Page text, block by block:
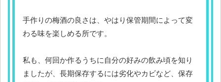
手作りの梅酒の良さは、やはり保管期間によって変
わる味を楽しめる所です。
私も、何回か作るうちに自分の好みの飲み頃を知り
ましたが、長期保存するには劣化やカビなど、保存